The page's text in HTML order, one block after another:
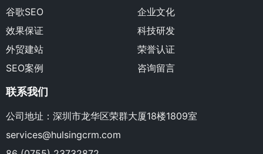
谷歌SEO
效果保证
外贸建站
SEO案例
企业文化
科技研发
荣誉认证
咨询留言
联系我们
公司地址：深圳市龙华区荣群大厦18楼1809室
services@hulsingcrm.com